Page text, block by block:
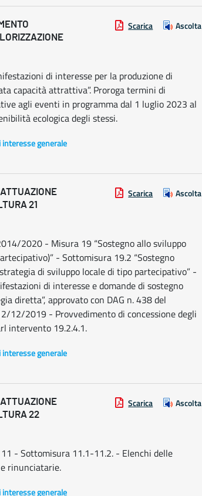
Scarica Ascolta
di interesse per la produzione di
capacità attrattiva”. Proroga termini di
agli eventi in programma dal 1 luglio 2023 al
ecologica degli stessi.
generale
21
Scarica Ascolta
2020 - Misura 19 “Sostegno allo sviluppo
- Sottomisura 19.2 “Sostegno
di sviluppo locale di tipo partecipativo” -
di interesse e domande di sostegno
diretta”, approvato con DAG n. 438 del
12/2019 - Provvedimento di concessione degli
intervento 19.2.4.1.
generale
22
Scarica Ascolta
- Sottomisura 11.1-11.2. - Elenchi delle
rinunciatarie.
generale